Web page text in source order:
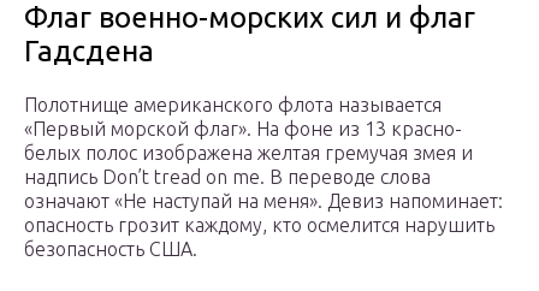
Флаг военно-морских сил и флаг
Гадсдена
Полотнище американского флота называется
«Первый морской флаг». На фоне из 13 красно-
белых полос изображена желтая гремучая змея и
надпись Don’t tread on me. В переводе слова
означают «Не наступай на меня». Девиз напоминает:
опасность грозит каждому, кто осмелится нарушить
безопасность США.